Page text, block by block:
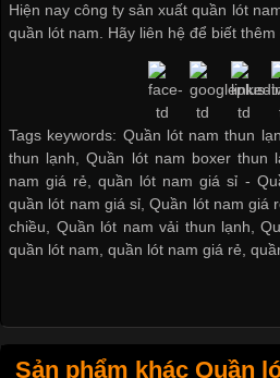
Hiện naycông ty sản xuất quần lót
quần lót nam . Hãy liên hệ để biết thêm
Tags keywords: Quần lót nam thun
thun lạnh, Quần lót nam boxer thun
nam giá rẻ, quần lót nam giá sỉ -
quần lót nam giá sỉ ,Quần lót nam giá
chiều
Quần lót nam vải thun lạnh ,
quần lót nam ,quần lót nam giá rẻ ,
Sản phẩm khác Quần